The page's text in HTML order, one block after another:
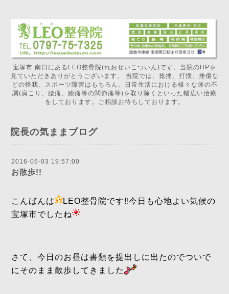
宝塚市 南口にあるLEO整骨院(れおせいこついん)です。当院のHPを
見ていただきありがとうございます。 当院では、捻挫、打撲、挫傷な
どの怪我、スポーツ障害はもちろん。日常生活における様々な体の不
調(肩こり、腰痛、膝痛等の関節痛等)を取り除くといった幅広い治療
をしております。ご相談お待ちしております。
院長の気ままブログ
2016-06-03 19:57:00
お散歩!!
こんばんは
LEO整骨院です‼️今日も心地よい気候の
宝塚市でしたね
さて、今日のお昼は書類を提出しに出たのでついで
にそのまま散歩してきました